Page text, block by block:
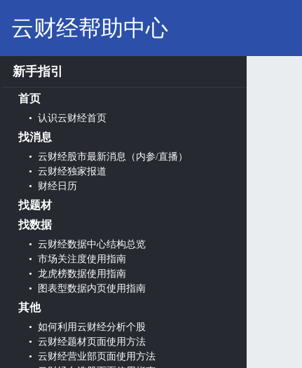
云财经帮助中心
新手指引
首页
• 认识云财经首页
找消息
• 云财经股市最新消息（内参/直播）
• 云财经独家报道
• 财经日历
找题材
找数据
• 云财经数据中心结构总览
• 市场关注度使用指南
• 龙虎榜数据使用指南
• 图表型数据内页使用指南
其他
• 如何利用云财经分析个股
• 云财经题材页面使用方法
• 云财经营业部页面使用方法